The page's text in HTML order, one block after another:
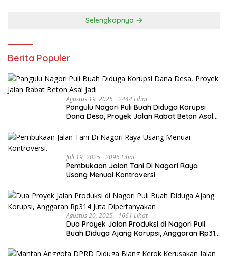
Selengkapnya
Berita Populer
Agustus 19, 2025 2444 Lihat
Pangulu Nagori Puli Buah Diduga Korupsi
Dana Desa, Proyek Jalan Rabat Beton Asal
Juli 19, 2025 2096 Lihat
Pembukaan Jalan Tani Di Nagori Raya
Usang Menuai Kontroversi.
Agustus 20, 2025 1661 Lihat
Dua Proyek Jalan Produksi di Nagori Puli
Buah Diduga Ajang Korupsi, Anggaran Rp314